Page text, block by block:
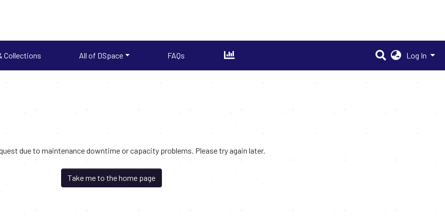
Collections All of DSpace FAQs Log In
due to maintenance downtime or capacity problems. Please try again later.
Take me to the home page